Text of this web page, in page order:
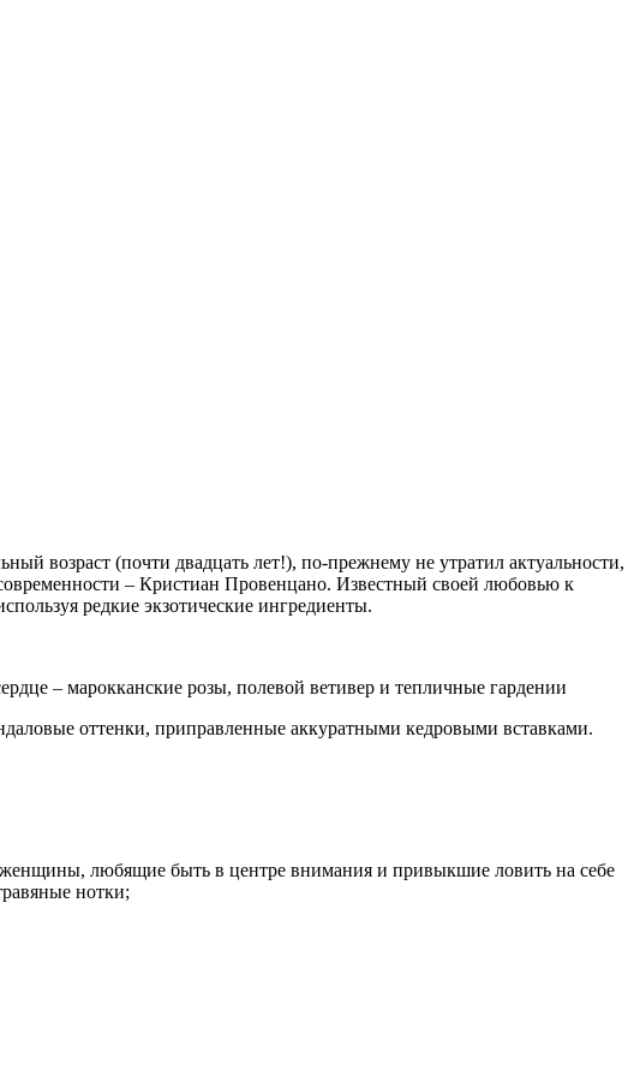
возраст (почти двадцать лет!), по-прежнему не утратил актуальности,
– Кристиан Провенцано. Известный своей любовью к
редкие экзотические ингредиенты.
– марокканские розы, полевой ветивер и тепличные гардении
оттенки, приправленные аккуратными кедровыми вставками.
любящие быть в центре внимания и привыкшие ловить на себе
нотки;